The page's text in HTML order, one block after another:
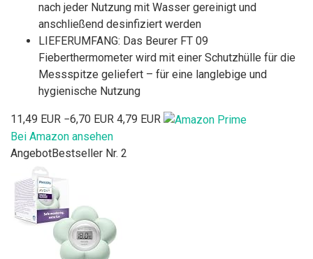
nach jeder Nutzung mit Wasser gereinigt und
anschließend desinfiziert werden
LIEFERUMFANG: Das Beurer FT 09
Fieberthermometer wird mit einer Schutzhülle für die
Messspitze geliefert – für eine langlebige und
hygienische Nutzung
11,49 EUR −6,70 EUR 4,79 EUR
Bei Amazon ansehen
AngebotBestseller Nr. 2